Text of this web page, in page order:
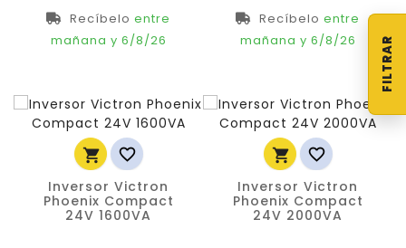
Recíbelo entre
mañana y 6/8/26
Recíbelo entre
mañana y 6/8/26
 
Inversor Victron
Phoenix Compact
24V 1600VA
 
Inversor Victron
Phoenix Compact
24V 2000VA